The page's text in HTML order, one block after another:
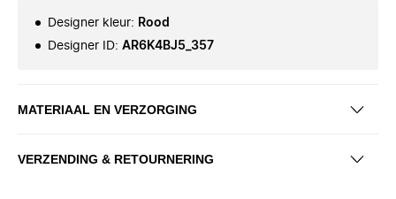
Designer kleur: Rood
Designer ID: AR6K4BJ5_357
MATERIAAL EN VERZORGING
VERZENDING & RETOURNERING